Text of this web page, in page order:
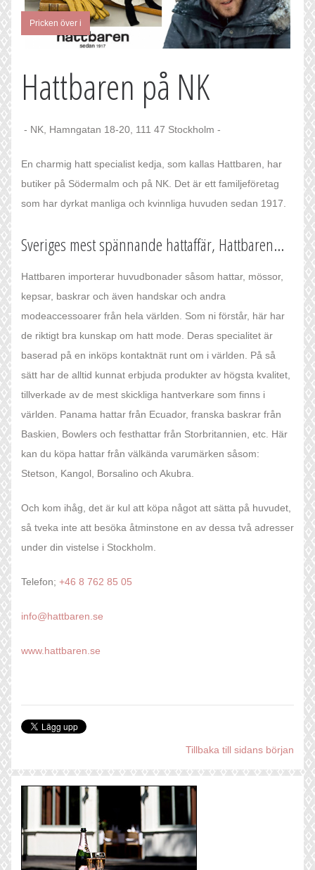
Pricken över i
Hattbaren på NK
- NK, Hamngatan 18-20, 111 47 Stockholm -
En charmig hatt specialist kedja, som kallas Hattbaren, har
butiker på Södermalm och på NK. Det är ett familjeföretag
som har dyrkat manliga och kvinnliga huvuden sedan 1917.
Sveriges mest spännande hattaffär, Hattbaren...
Hattbaren importerar huvudbonader såsom hattar, mössor,
kepsar, baskrar och även handskar och andra
modeaccessoarer från hela världen. Som ni förstår, här har
de riktigt bra kunskap om hatt mode. Deras specialitet är
baserad på en inköps kontaktnät runt om i världen. På så
sätt har de alltid kunnat erbjuda produkter av högsta kvalitet,
tillverkade av de mest skickliga hantverkare som finns i
världen. Panama hattar från Ecuador, franska baskrar från
Baskien, Bowlers och festhattar från Storbritannien, etc. Här
kan du köpa hattar från välkända varumärken såsom:
Stetson, Kangol, Borsalino och Akubra.
Och kom ihåg, det är kul att köpa något att sätta på huvudet,
så tveka inte att besöka åtminstone en av dessa två adresser
under din vistelse i Stockholm.
Telefon; +46 8 762 85 05
info@hattbaren.se
www.hattbaren.se
Tillbaka till sidans början